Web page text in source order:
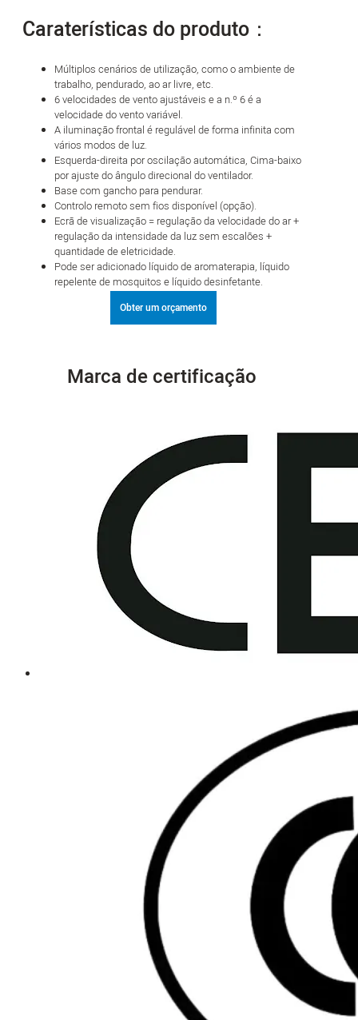
Caraterísticas do produto：
Múltiplos cenários de utilização, como o ambiente de
trabalho, pendurado, ao ar livre, etc.
6 velocidades de vento ajustáveis e a n.º 6 é a
velocidade do vento variável.
A iluminação frontal é regulável de forma infinita com
vários modos de luz.
Esquerda-direita por oscilação automática, Cima-baixo
por ajuste do ângulo direcional do ventilador.
Base com gancho para pendurar.
Controlo remoto sem fios disponível (opção).
Ecrã de visualização = regulação da velocidade do ar +
regulação da intensidade da luz sem escalões +
quantidade de eletricidade.
Pode ser adicionado líquido de aromaterapia, líquido
repelente de mosquitos e líquido desinfetante.
Obter um orçamento
Marca de certificação